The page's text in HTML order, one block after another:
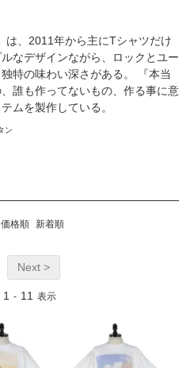
は、2011年から主にTシャツだけ
なデザインながら、ロックとユー
特の味わい深さがある。 『本当
誰も作ってないもの、作る事に意
ムを製作している。
ン
価格順 新着順
Next >
1 - 11 表示